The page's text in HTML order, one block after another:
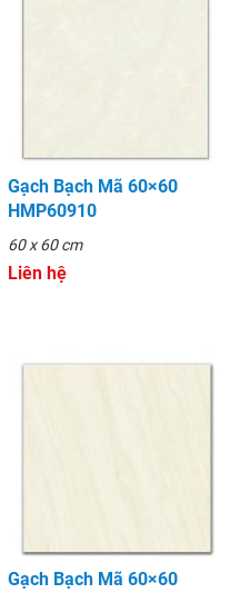
Gạch Bạch Mã 60×60
HMP60910
60 x 60 cm
Liên hệ
Gạch Bạch Mã 60×60